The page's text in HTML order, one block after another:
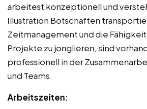
arbeitest konzeptionell und
Illustration Botschaften
Zeitmanagement und die
Projekte zu jonglieren, sind
professionell in der
und Teams.
Arbeitszeiten: